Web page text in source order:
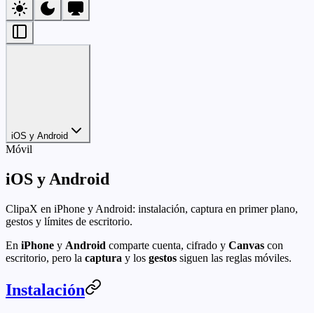
iOS y Android
Móvil
iOS y Android
ClipaX en iPhone y Android: instalación, captura en primer plano,
gestos y límites de escritorio.
En iPhone y Android comparte cuenta, cifrado y Canvas con
escritorio, pero la captura y los gestos siguen las reglas móviles.
Instalación